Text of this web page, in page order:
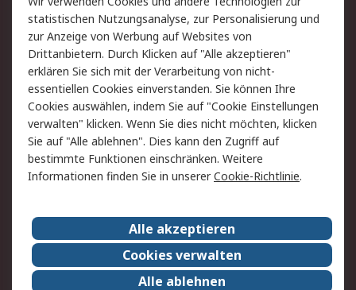
Rücksendung/Entsorgung Kontakt
Hilfe
Rechtliches
RS Verkaufs- und
Lieferbedingungen
Datenschutz
Cookie-Richtlinie
Zahlungsbedingungen
Impressum
Webseite Konditionen
RS weltweit
Karriere bei RS
Nachhaltigkeit
Qualität/Zertifikate
Presse-Center
statistischen Nutzungsanalyse, zur Personalisierung und
zur Anzeige von Werbung auf Websites von
Drittanbietern. Durch Klicken auf "Alle akzeptieren"
erklären Sie sich mit der Verarbeitung von nicht-
essentiellen Cookies einverstanden. Sie können Ihre
Cookies auswählen, indem Sie auf "Cookie Einstellungen
verwalten" klicken. Wenn Sie dies nicht möchten, klicken
Sie auf "Alle ablehnen". Dies kann den Zugriff auf
bestimmte Funktionen einschränken. Weitere
Informationen finden Sie in unsererCookie-Richtlinie.
Alle akzeptieren
Cookies verwalten
Alle ablehnen